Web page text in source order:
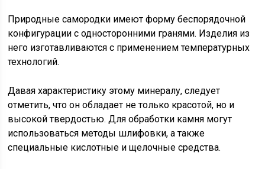
Природные самородки имеют форму беспорядочной
конфигурации с односторонними гранями. Изделия из
него изготавливаются с применением температурных
технологий.
Давая характеристику этому минералу, следует
отметить, что он обладает не только красотой, но и
высокой твердостью. Для обработки камня могут
использоваться методы шлифовки, а также
специальные кислотные и щелочные средства.